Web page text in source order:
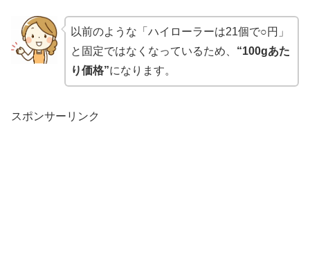
以前のような「ハイローラーは21個で○円」
と固定ではなくなっているため、 “100gあた
り価格”になります。
スポンサーリンク